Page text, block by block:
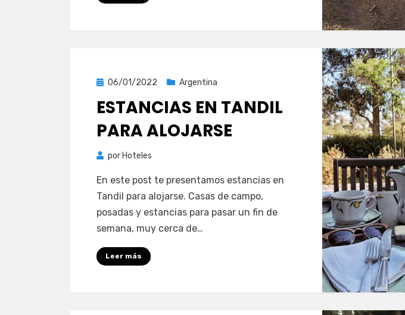
Publicada
06/01/2022 Argentina
ESTANCIAS EN TANDIL
PARA ALOJARSE
por Hoteles
En este post te presentamos estancias en
Tandil para alojarse. Casas de campo,
posadas y estancias para pasar un fin de
semana, muy cerca de…
Leer más